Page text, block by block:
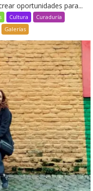
oportunidades para...
Cultura
Curaduría
Galerías